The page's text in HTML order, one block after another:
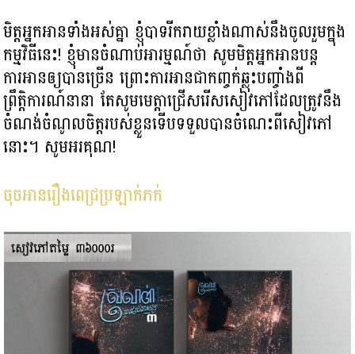
មិត្តអ្នកអានទាំងអស់គ្នា ខ្ញុំបាទរីករាយខ្លាំងណាស់នឹងចូលរួមក្នុង
កម្មវិធីនេះ! ខ្ញុំមានចំណាប់អារម្មណ៍ថា សូមមិត្តអ្នកអានបន្ត
ការអានឲ្យបានច្រើន ព្រោះការអានជាកញ្ចក់ឆ្លុះបញ្ចាំងពី
ព្រឹត្តិការណ៍នានា តែសូមមេត្តាជ្រើសរើសសៀវភៅដែលត្រូវនឹង
ចំណង់ចំណូលចិត្តរបស់ខ្លួនទើបទទួលបានចំណេះពីសៀវភៅ
នោះ។ សូមអរគុណ!
ចុចអានរឿងពេជ្រប្រឡាក់ភក់